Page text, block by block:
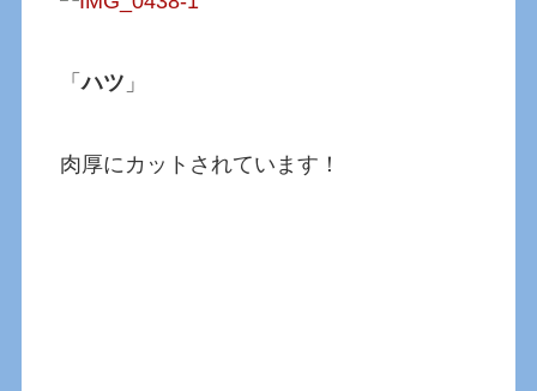
「ハツ 」
肉厚にカットされています！